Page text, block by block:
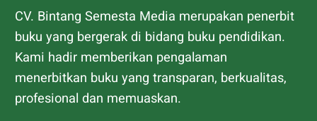
CV. Bintang Semesta Media merupakan penerbit
buku yang bergerak di bidang buku pendidikan.
Kami hadir memberikan pengalaman
menerbitkan buku yang transparan, berkualitas,
profesional dan memuaskan.